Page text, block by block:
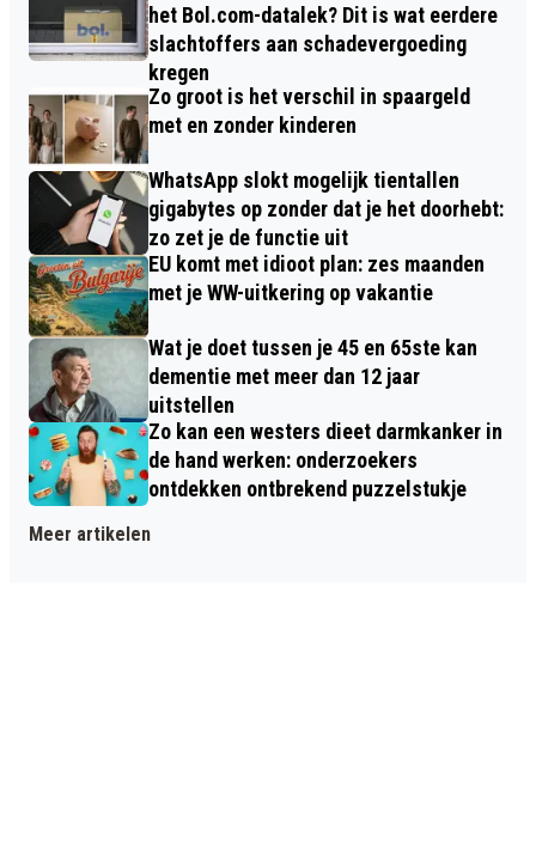
het Bol.com-datalek? Dit is wat eerdere
slachtoffers aan schadevergoeding
kregen
Zo groot is het verschil in spaargeld
met en zonder kinderen
WhatsApp slokt mogelijk tientallen
gigabytes op zonder dat je het doorhebt:
zo zet je de functie uit
EU komt met idioot plan: zes maanden
met je WW-uitkering op vakantie
Wat je doet tussen je 45 en 65ste kan
dementie met meer dan 12 jaar
uitstellen
Zo kan een westers dieet darmkanker in
de hand werken: onderzoekers
ontdekken ontbrekend puzzelstukje
Meer artikelen